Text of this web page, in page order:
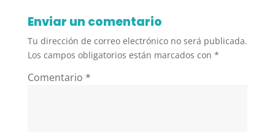
Enviar un comentario
Tu dirección de correo electrónico no será publicada.
Los campos obligatorios están marcados con *
Comentario *